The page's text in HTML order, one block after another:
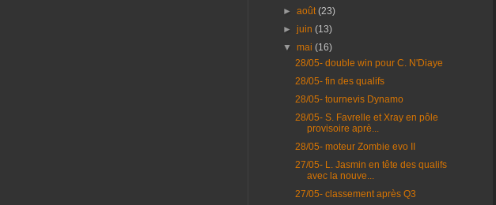
►août(23)
►juin(13)
▼mai(16)
28/05- double win pour C. N'Diaye
28/05- fin des qualifs
28/05- tournevis Dynamo
28/05- S. Favrelle et Xray en pôle
provisoire aprè...
28/05- moteur Zombie evo II
27/05- L. Jasmin en tête des qualifs
avec la nouve...
27/05- classement après Q3